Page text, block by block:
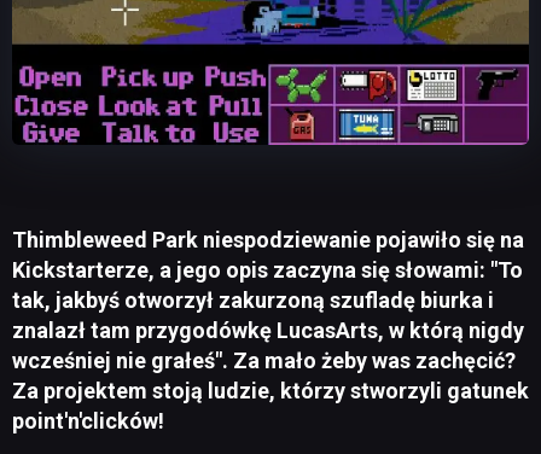
Thimbleweed Park niespodziewanie pojawiło się na
Kickstarterze, a jego opis zaczyna się słowami: "To
tak, jakbyś otworzył zakurzoną szufladę biurka i
znalazł tam przygodówkę LucasArts, w którą nigdy
wcześniej nie grałeś". Za mało żeby was zachęcić?
Za projektem stoją ludzie, którzy stworzyli gatunek
point'n'clicków!